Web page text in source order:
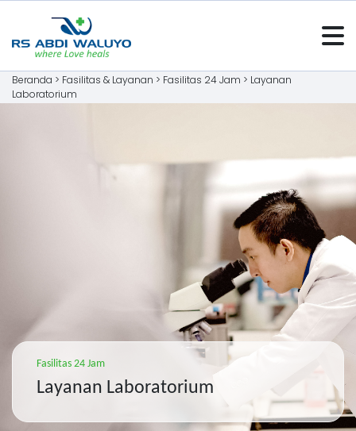
Beranda > Fasilitas & Layanan > Fasilitas 24 Jam > Layanan
Laboratorium
Fasilitas 24 Jam
Layanan Laboratorium